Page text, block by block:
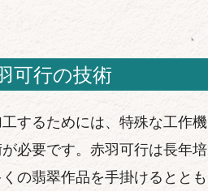
可行の技術
するためには、特殊な工作機
必要です。赤羽可行は長年培
の翡翠作品を手掛けるととも